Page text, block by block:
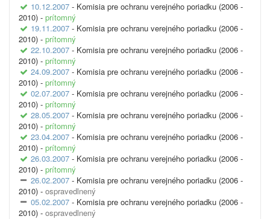
10.12.2007 - Komisia pre ochranu verejného poriadku (2006 -
2010) - prítomný
19.11.2007 - Komisia pre ochranu verejného poriadku (2006 -
2010) - prítomný
22.10.2007 - Komisia pre ochranu verejného poriadku (2006 -
2010) - prítomný
24.09.2007 - Komisia pre ochranu verejného poriadku (2006 -
2010) - prítomný
02.07.2007 - Komisia pre ochranu verejného poriadku (2006 -
2010) - prítomný
28.05.2007 - Komisia pre ochranu verejného poriadku (2006 -
2010) - prítomný
23.04.2007 - Komisia pre ochranu verejného poriadku (2006 -
2010) - prítomný
26.03.2007 - Komisia pre ochranu verejného poriadku (2006 -
2010) - prítomný
26.02.2007 - Komisia pre ochranu verejného poriadku (2006 -
2010) - ospravedlnený
05.02.2007 - Komisia pre ochranu verejného poriadku (2006 -
2010) - ospravedlnený